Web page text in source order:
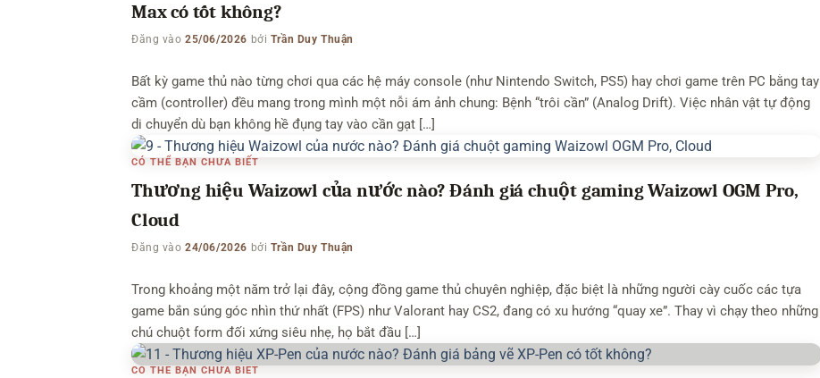
Max có tốt không?
Đăng vào25/06/2026 bởi Trần Duy Thuận
Bất kỳ game thủ nào từng chơi qua các hệ máy console (như Nintendo Switch, PS5) hay chơi game trên PC bằng tay
cầm (controller) đều mang trong mình một nỗi ám ảnh chung: Bệnh “trôi cần” (Analog Drift). Việc nhân vật tự động
di chuyển dù bạn không hề đụng tay vào cần gạt […]
CÓ THỂ BẠN CHƯA BIẾT
Thương hiệu Waizowl của nước nào? Đánh giá chuột gaming Waizowl OGM Pro,
Cloud
Đăng vào24/06/2026 bởi Trần Duy Thuận
Trong khoảng một năm trở lại đây, cộng đồng game thủ chuyên nghiệp, đặc biệt là những người cày cuốc các tựa
game bắn súng góc nhìn thứ nhất (FPS) như Valorant hay CS2, đang có xu hướng “quay xe”. Thay vì chạy theo những
chú chuột form đối xứng siêu nhẹ, họ bắt đầu […]
CÓ THỂ BẠN CHƯA BIẾT